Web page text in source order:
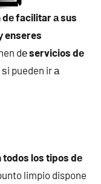
dе facilitar а sus
enseres
dеservicios dе
pueden ir а
los tipos dе
limpio dispone